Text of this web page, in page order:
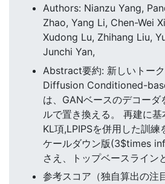
Authors: Nianzu Yang,
Zhao, Yang Li, Chen-Wei
Xudong Lu, Zhihang Liu,
Junchi Yan,
Abstract要約: 新しいトー
Diffusion Conditioned-
は、GANベースのデコーダ
ルで置き換える。 再建に
KL項,LPIPSを併用した訓
ケールダウン版(3$times
さえ、トップベースライン
参考スコア（独自算出の注